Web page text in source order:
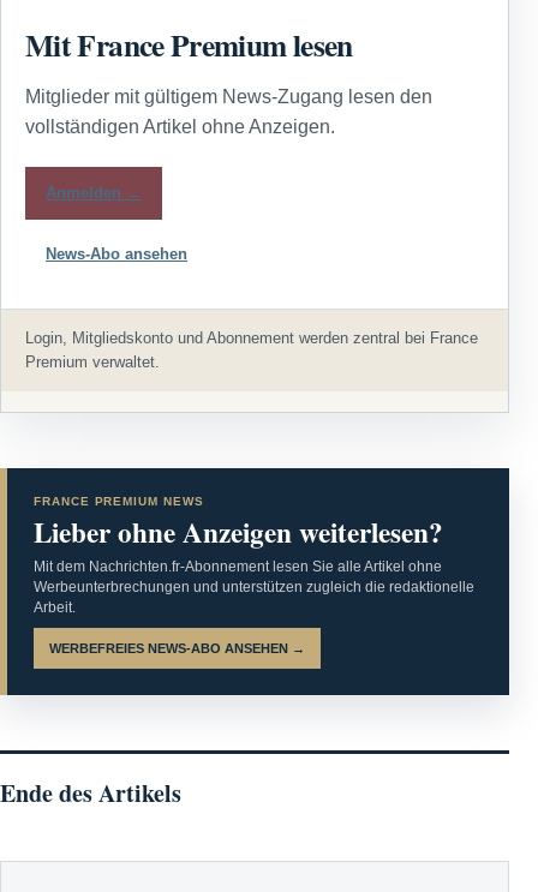
Mit France Premium lesen
Mitglieder mit gültigem News-Zugang lesen den
vollständigen Artikel ohne Anzeigen.
Anmelden →
News-Abo ansehen
Login, Mitgliedskonto und Abonnement werden zentral bei France
Premium verwaltet.
FRANCE PREMIUM NEWS
Lieber ohne Anzeigen weiterlesen?
Mit dem Nachrichten.fr-Abonnement lesen Sie alle Artikel ohne
Werbeunterbrechungen und unterstützen zugleich die redaktionelle
Arbeit.
WERBEFREIES NEWS-ABO ANSEHEN →
Ende des Artikels